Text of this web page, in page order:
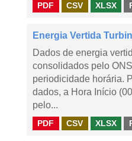
PDF CSV XLSX
Energia Vertida
Dados de energia
consolidados pelo
periodicidade horária.
dados, a Hora Início
pelo...
PDF CSV XLSX